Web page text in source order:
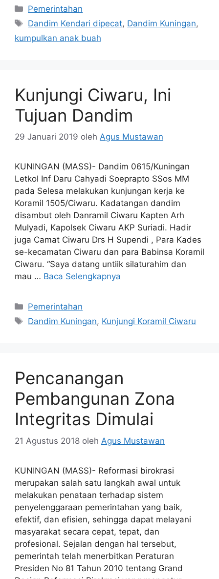
Kategori
Pemerintahan
Tag
Dandim Kendari dipecat, Dandim Kuningan,
kumpulkan anak buah
Kunjungi Ciwaru, Ini
Tujuan Dandim
29 Januari 2019 oleh Agus Mustawan
KUNINGAN (MASS)- Dandim 0615/Kuningan
Letkol Inf Daru Cahyadi Soeprapto SSos MM
pada Selesa melakukan kunjungan kerja ke
Koramil 1505/Ciwaru. Kadatangan dandim
disambut oleh Danramil Ciwaru Kapten Arh
Mulyadi, Kapolsek Ciwaru AKP Suriadi. Hadir
juga Camat Ciwaru Drs H Supendi , Para Kades
se-kecamatan Ciwaru dan para Babinsa Koramil
Ciwaru. “Saya datang untiik silaturahim dan
mau … Baca Selengkapnya
Kategori
Pemerintahan
Tag
Dandim Kuningan, Kunjungi Koramil Ciwaru
Pencanangan
Pembangunan Zona
Integritas Dimulai
21 Agustus 2018 oleh Agus Mustawan
KUNINGAN (MASS)- Reformasi birokrasi
merupakan salah satu langkah awal untuk
melakukan penataan terhadap sistem
penyelenggaraan pemerintahan yang baik,
efektif, dan efisien, sehingga dapat melayani
masyarakat secara cepat, tepat, dan
profesional. Sejalan dengan hal tersebut,
pemerintah telah menerbitkan Peraturan
Presiden No 81 Tahun 2010 tentang Grand